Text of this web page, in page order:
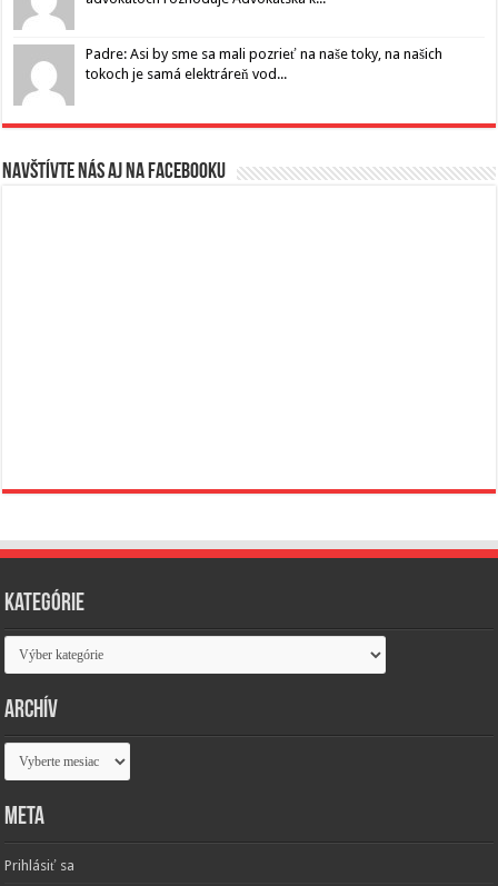
Padre: Asi by sme sa mali pozrieť na naše toky, na našich
tokoch je samá elektráreň vod...
Navštívte nás aj na Facebooku
Kategórie
Kategórie
Archív
Archív
Meta
Prihlásiť sa